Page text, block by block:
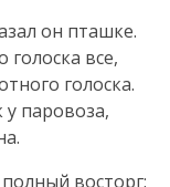
он пташке.
все,
голоска.
паровоза,
восторг: